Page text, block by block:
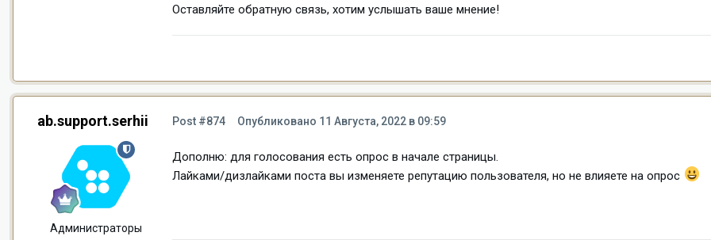
Оставляйте обратную связь, хотим услышать ваше мнение!
ab.support.serhii
Администраторы
Post #874 Опубликовано 11 Августа, 2022 в 09:59
Дополню: для голосования есть опрос в начале страницы.
Лайками/дизлайками поста вы изменяете репутацию пользователя, но не влияете на опрос